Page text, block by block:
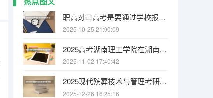
职高对口高考是要通过学校报名吗
2025-10-25 21:00:09
2025高考湖南理工学院在湖南招生批次 有哪些专业？
2025-11-02 17:40:42
2025现代殡葬技术与管理考研方向有哪些（2026参考）
2025-12-26 16:25:16